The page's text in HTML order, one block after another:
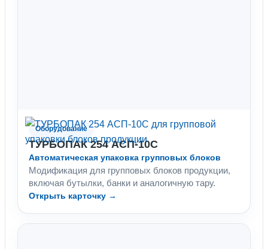
Оборудование
ТУРБОПАК 254 АСП-10С
Автоматическая упаковка групповых блоков
Модификация для групповых блоков продукции,
включая бутылки, банки и аналогичную тару.
Открыть карточку →